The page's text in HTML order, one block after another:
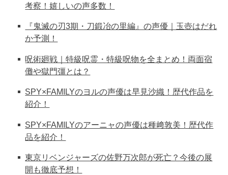
考察！嬉しいの声多数！
『鬼滅の刃3期・刀鍛冶の里編』の声優｜玉壺はだれ
か予測！
呪術廻戦｜特級呪霊・特級呪物を全まとめ！両面宿
儺や獄門彊とは？
SPY×FAMILYのヨルの声優は早見沙織！歴代作品を
紹介！
SPY×FAMILYのアーニャの声優は種﨑敦美！歴代作
品を紹介！
東京リベンジャーズの佐野万次郎が死亡？今後の展
開も徹底予想！